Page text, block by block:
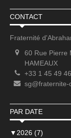
CONTACT
Fraternité
60 Rue Pierre
HAMEAUX
+33 1 45 49
PAR DATE
▼ 2026 (7)